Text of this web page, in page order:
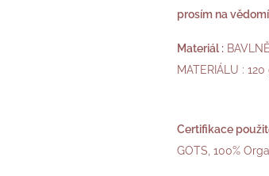
prosím na
Materiál :
MATERIÁLU :
Certifikace p
GOTS, 100%